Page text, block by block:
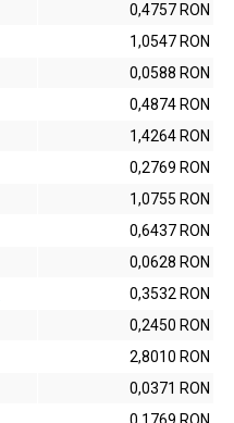
0,4757 RON
1,0547 RON
0,0588 RON
0,4874 RON
1,4264 RON
0,2769 RON
1,0755 RON
0,6437 RON
0,0628 RON
0,3532 RON
0,2450 RON
2,8010 RON
0,0371 RON